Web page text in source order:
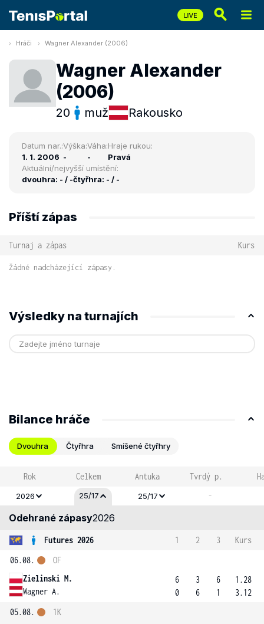
Hráči Wagner Alexander (2006)
Wagner Alexander
(2006)
20 muž Rakousko
Datum nar.:
1. 1. 2006
Výška:
-
Váha:
-
Hraje rukou:
Pravá
Aktuální/nejvyšší umístění:
dvouhra: - / -čtyřhra: - / -
Příští zápas
Turnaj a zápas Kurs
Žádné nadcházející zápasy.
Výsledky na turnajích
Bilance hráče
Dvouhra Čtyřhra Smíšené čtyřhry
Rok Celkem Antuka Tvrdý p.
2026 25/17 25/17 -
Odehrané zápasy2026
Futures 2026 1 2 3
Kurs
06.08.
Zielinski M.
Wagner A.
OF
6
0
3
6
6
1
1.28
3.12
05.08.
1K